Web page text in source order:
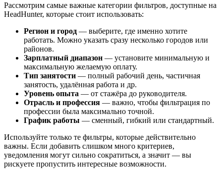
Рассмотрим самые важные категории фильтров, доступные на
HeadHunter, которые стоит использовать:
Регион и город — выберите, где именно хотите
работать. Можно указать сразу несколько городов или
районов.
Зарплатный диапазон — установите минимальную и
максимальную желаемую оплату.
Тип занятости — полный рабочий день, частичная
занятость, удалённая работа и др.
Уровень опыта — от стажёра до руководителя.
Отрасль и профессия — важно, чтобы фильтрация по
профессии была максимально точной.
График работы — сменный, гибкий или стандартный.
Используйте только те фильтры, которые действительно
важны. Если добавить слишком много критериев,
уведомления могут сильно сократиться, а значит — вы
рискуете пропустить интересные возможности.